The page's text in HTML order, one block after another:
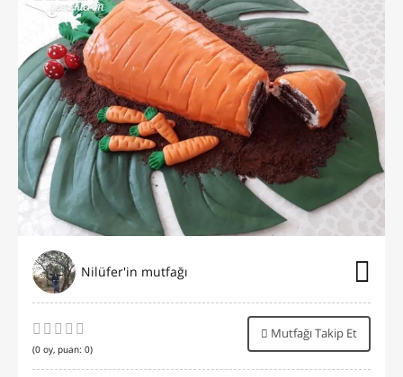
Nilüfer'in mutfağı
(0 oy, puan: 0)
Mutfağı Takip Et